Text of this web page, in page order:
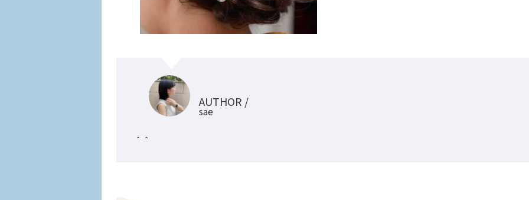
AUTHOR /
sae
＾＾